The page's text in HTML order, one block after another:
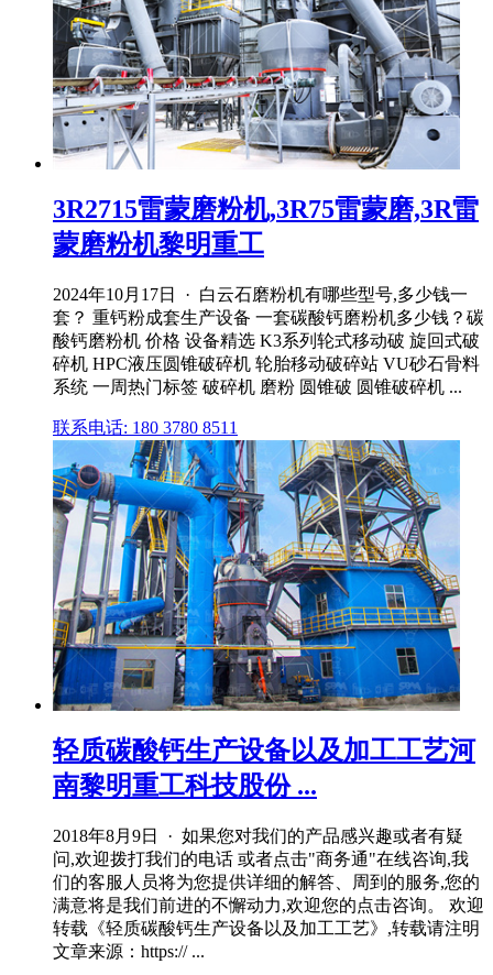
3R2715雷蒙磨粉机,3R75雷蒙磨,3R雷
蒙磨粉机黎明重工
2024年10月17日 · 白云石磨粉机有哪些型号,多少钱一
套？ 重钙粉成套生产设备 一套碳酸钙磨粉机多少钱？碳
酸钙磨粉机 价格 设备精选 K3系列轮式移动破 旋回式破
碎机 HPC液压圆锥破碎机 轮胎移动破碎站 VU砂石骨料
系统 一周热门标签 破碎机 磨粉 圆锥破 圆锥破碎机 ...
联系电话: 180 3780 8511
轻质碳酸钙生产设备以及加工工艺河
南黎明重工科技股份 ...
2018年8月9日 · 如果您对我们的产品感兴趣或者有疑
问,欢迎拨打我们的电话 或者点击"商务通"在线咨询,我
们的客服人员将为您提供详细的解答、周到的服务,您的
满意将是我们前进的不懈动力,欢迎您的点击咨询。 欢迎
转载《轻质碳酸钙生产设备以及加工工艺》,转载请注明
文章来源：https:// ...